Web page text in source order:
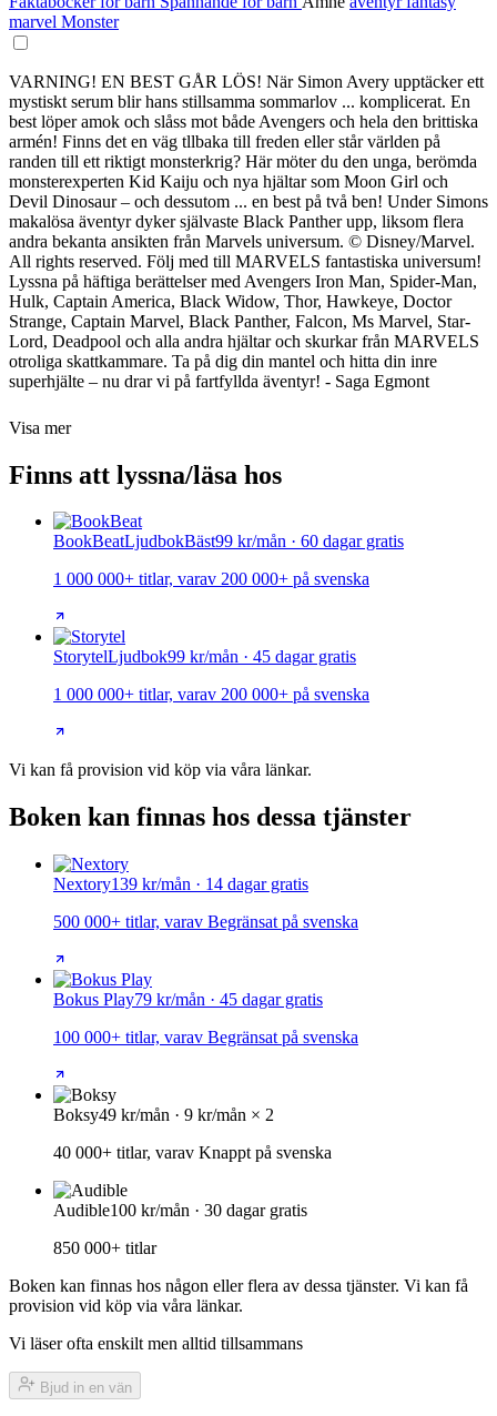
marvel Monster
VARNING! EN BEST GÅR LÖS! När Simon Avery upptäcker ett
mystiskt serum blir hans stillsamma sommarlov ... komplicerat. En
best löper amok och slåss mot både Avengers och hela den brittiska
armén! Finns det en väg tllbaka till freden eller står världen på
randen till ett riktigt monsterkrig? Här möter du den unga, berömda
monsterexperten Kid Kaiju och nya hjältar som Moon Girl och
Devil Dinosaur – och dessutom ... en best på två ben! Under Simons
makalösa äventyr dyker självaste Black Panther upp, liksom flera
andra bekanta ansikten från Marvels universum. © Disney/Marvel.
All rights reserved. Följ med till MARVELS fantastiska universum!
Lyssna på häftiga berättelser med Avengers Iron Man, Spider-Man,
Hulk, Captain America, Black Widow, Thor, Hawkeye, Doctor
Strange, Captain Marvel, Black Panther, Falcon, Ms Marvel, Star-
Lord, Deadpool och alla andra hjältar och skurkar från MARVELS
otroliga skattkammare. Ta på dig din mantel och hitta din inre
superhjälte – nu drar vi på fartfyllda äventyr! - Saga Egmont
Visa mer
Finns att lyssna/läsa hos
BookBeatLjudbokBäst99 kr/mån · 60 dagar gratis
1 000 000+ titlar, varav 200 000+ på svenska
StorytelLjudbok99 kr/mån · 45 dagar gratis
1 000 000+ titlar, varav 200 000+ på svenska
Vi kan få provision vid köp via våra länkar.
Boken kan finnas hos dessa tjänster
Nextory139 kr/mån · 14 dagar gratis
500 000+ titlar, varav Begränsat på svenska
Bokus Play79 kr/mån · 45 dagar gratis
100 000+ titlar, varav Begränsat på svenska
Boksy49 kr/mån · 9 kr/mån × 2
40 000+ titlar, varav Knappt på svenska
Audible100 kr/mån · 30 dagar gratis
850 000+ titlar
Boken kan finnas hos någon eller flera av dessa tjänster. Vi kan få
provision vid köp via våra länkar.
Vi läser ofta enskilt men alltid tillsammans
Bjud in en vän